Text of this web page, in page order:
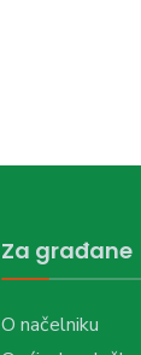
Za građane
O načelniku